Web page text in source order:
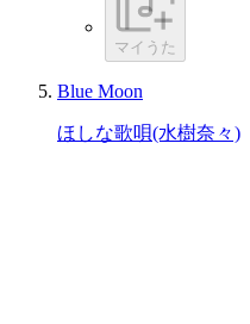
マイうた
Blue Moon
ほしな歌唄(水樹奈々)